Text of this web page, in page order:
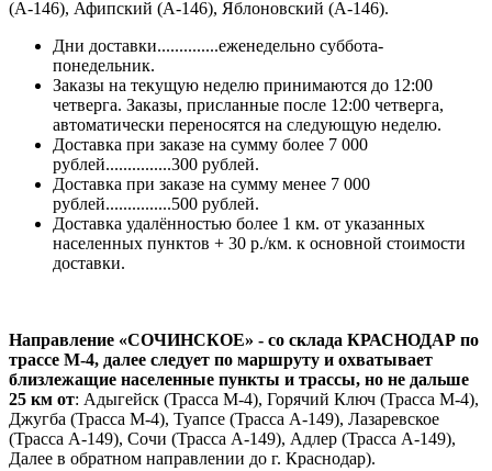
(А-146), Афипский (А-146), Яблоновский (А-146).
Дни доставки..............еженедельно суббота-
понедельник.
Заказы на текущую неделю принимаются до 12:00
четверга. Заказы, присланные после 12:00 четверга,
автоматически переносятся на следующую неделю.
Доставка при заказе на сумму более 7 000
рублей...............300 рублей.
Доставка при заказе на сумму менее 7 000
рублей...............500 рублей.
Доставка удалённостью более 1 км. от указанных
населенных пунктов + 30 р./км. к основной стоимости
доставки.
Направление «СОЧИНСКОЕ» - со склада КРАСНОДАР по
трассе М-4, далее следует по маршруту и охватывает
близлежащие населенные пункты и трассы, но не дальше
25 км от: Адыгейск (Трасса М-4), Горячий Ключ (Трасса М-4),
Джугба (Трасса М-4), Туапсе (Трасса А-149), Лазаревское
(Трасса А-149), Сочи (Трасса А-149), Адлер (Трасса А-149),
Далее в обратном направлении до г. Краснодар).